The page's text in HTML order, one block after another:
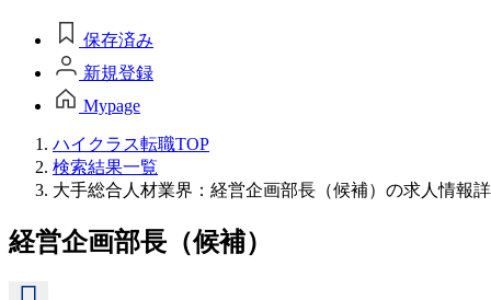
保存済み
新規登録
Mypage
ハイクラス転職TOP
検索結果一覧
大手総合人材業界：経営企画部長（候補）の求人情報
経営企画部長（候補）